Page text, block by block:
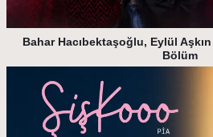
Bahar Hacıbektaşoğlu, Eylül
Bölüm